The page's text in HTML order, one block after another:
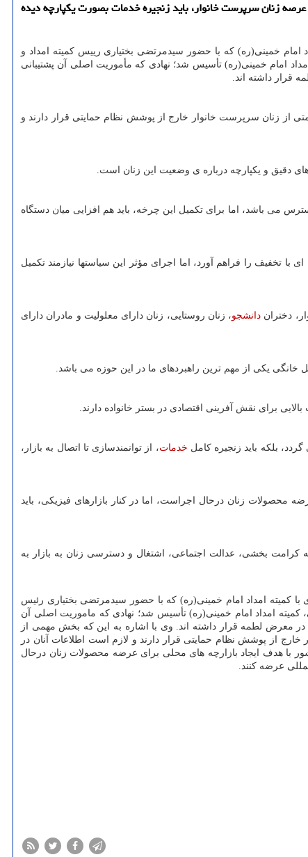
زنان سرپرست خانوار، باید زنجیره خدمات بصورت یکپارچه دیده
امام خمینی(ره) که با حضور سیدمرتضی بختیاری رییس کمیته امداد و
این است که تنها ۳۰ روز بعد از پیروزی انقلاب اسلامی، کمیته امداد امام خمینی(ره) تأسیس شد؛ نهادی که مأموریت اصلی آن پشتیبانی
قرار داشته اند.
از زنان سرپرست خانوار خارج از پوشش نظام حمایتی قرار دارند و
می باشد، اما برای تکمیل این چرخه، باید هم افزایی میان دستگاه
تخفیف را فراهم آورد، اما اجرای مؤثر این سیاستها نیازمند تکمیل
دختران دانشجو، زنان روستایی، زنان دارای معلولیت و مادران دارای
خانگی یکی از مهم ترین راهبردهای ما در این حوزه می باشد.
بلکه باید زنجیره کامل خدمات، از توانمندسازی تا اتصال به بازار،
محصولات زنان درحال اجراست، اما در کنار بازارهای فیزیکی، باید
کرامت بخشی، عدالت اجتماعی، اشتغال و دسترسی زنان به بازار به
کمیته امداد امام خمینی(ره) که با حضور سیدمرتضی بختیاری رئیس
اسلامی ایران، این است که تنها ۳۰ روز پس از پیروزی انقلاب اسلامی، کمیته امداد امام خمینی(ره) تأسیس شد؛ نهادی که ماموریت اصلی آن
معرض لطمه قرار داشته اند. وی با اشاره به این که بخش مهمی از
از پوشش نظام حمایتی قرار دارند و لازم است اطلاعات آنان در
با هدف ایجاد بازارچه های محلی برای عرضه محصولات زنان درحال
عرضه کنند.